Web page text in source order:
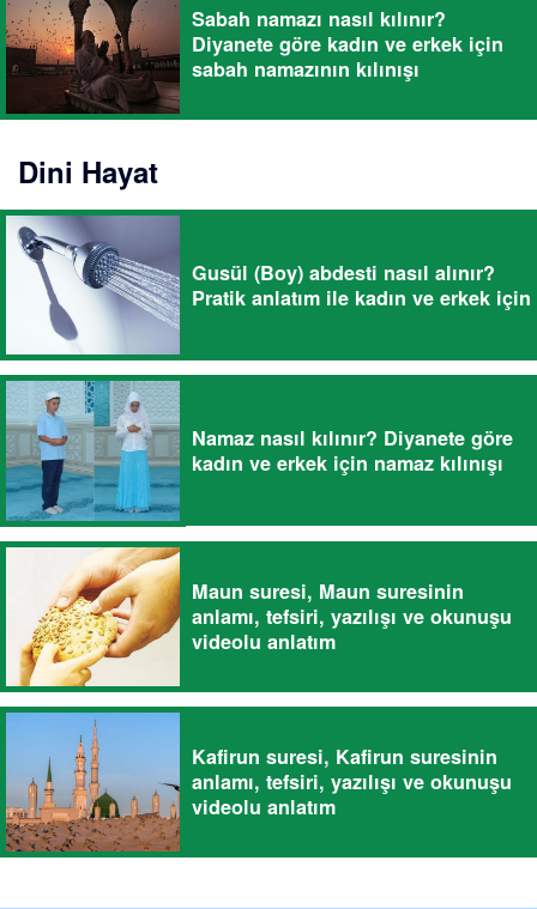
Sabah namazı nasıl kılınır?
Diyanete göre kadın ve erkek için
sabah namazının kılınışı
Dini Hayat
Gusül (Boy) abdesti nasıl alınır?
Pratik anlatım ile kadın ve erkek için
Namaz nasıl kılınır? Diyanete göre
kadın ve erkek için namaz kılınışı
Maun suresi, Maun suresinin
anlamı, tefsiri, yazılışı ve okunuşu
videolu anlatım
Kafirun suresi, Kafirun suresinin
anlamı, tefsiri, yazılışı ve okunuşu
videolu anlatım